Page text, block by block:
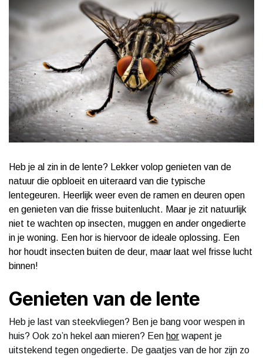
Heb je al zin in de lente? Lekker volop genieten van de
natuur die opbloeit en uiteraard van die typische
lentegeuren. Heerlijk weer even de ramen en deuren open
en genieten van die frisse buitenlucht. Maar je zit natuurlijk
niet te wachten op insecten, muggen en ander ongedierte
in je woning. Een hor is hiervoor de ideale oplossing. Een
hor houdt insecten buiten de deur, maar laat wel frisse lucht
binnen!
Genieten van de lente
Heb je last van steekvliegen? Ben je bang voor wespen in
huis? Ook zo’n hekel aan mieren? Een hor wapent je
uitstekend tegen ongedierte. De gaatjes van de hor zijn zo